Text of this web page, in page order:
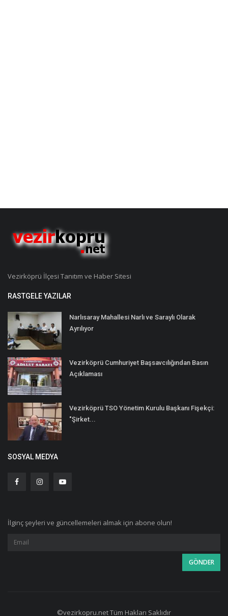
Vezirköprü İlçesi Tanıtım ve Haber Sitesi
RASTGELE YAZILAR
Narlısaray Mahallesi Narlı ve Saraylı Olarak
Ayrılıyor
Vezirköprü Cumhuriyet Başsavcılığından Basın
Açıklaması
Vezirköprü TSO Yönetim Kurulu Başkanı Fişekçi:
"Şirket...
SOSYAL MEDYA
İlginç şeyleri ve güncellemeleri almak için abone olun!
©vezirkopru.net Tüm Hakları Saklıdır